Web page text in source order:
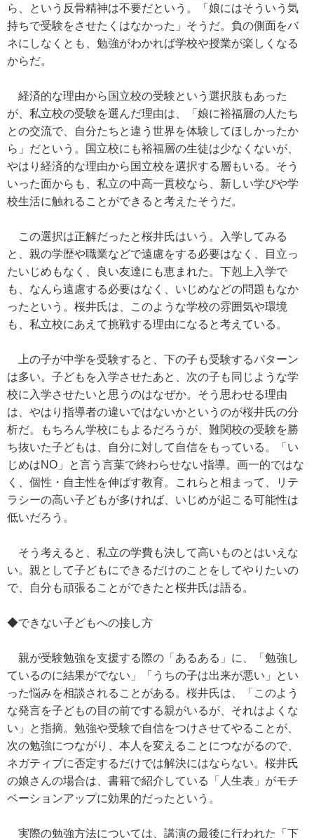
ら、という反骨精神は不要だという。「娘にはそういう気
持ちで受験をさせたくはなかった」そうだ。負の側面をバ
ネにしなくとも、勉強がわかれば学校や授業が楽しくなる
からだ。
経済的な理由から国立校の受験という選択肢もあった
が、私立校の受験を選んだ理由は、「娘に裕福層の人たち
との交流で、自分たちと違う世界を体験してほしかったか
ら」だという。国立校にも裕福層の生徒は少なくないが、
やはり経済的な理由から国立校を選択する層もいる。そう
いった面からも、私立の中高一貫校なら、新しい学びや学
校生活に触れることができると考えたそうだ。
この選択は正解だったと桜井氏はいう。入学してみる
と、親の学歴や職業などで遠慮をする必要はなく、目立っ
たいじめもなく、良い友達にも恵まれた。下剋上入学で
も、なんら遠慮する必要はなく、いじめなどの問題もなか
ったという。桜井氏は、このような学校の雰囲気や環境
も、私立校にあえて挑戦する理由になると考えている。
上の子が中学を受験すると、下の子も受験するパターン
は多い。子どもを入学させたあと、次の子も同じような学
校に入学させたいと思うのはなぜか。そう思わせる理由
は、やはり指導者の違いではないかというのが桜井氏の分
析だ。もちろん学校にもよるだろうが、難関校の受験を勝
ち抜いた子どもは、自分に対して自信をもっている。「い
じめはNO」と言う言葉で終わらせない指導。画一的ではな
く、個性・自主性を伸ばす教育。これらと相まって、リテ
ラシーの高い子どもが多ければ、いじめが起こる可能性は
低いだろう。
そう考えると、私立の学費も決して高いものとはいえな
い。親として子どもにできるだけのことをしてやりたいの
で、自分も頑張ることができたと桜井氏は語る。
◆できない子どもへの接し方
親が受験勉強を支援する際の「あるある」に、「勉強し
ているのに結果がでない」「うちの子は出来が悪い」とい
った悩みを相談されることがある。桜井氏は、「このよう
な発言を子どもの目の前でする親がいるが、それはよくな
い」と指摘。勉強や受験で自信をつけさせてやることが、
次の勉強につながり、本人を変えることにつながるので、
ネガティブに否定するだけでは解決にはならない。桜井氏
の娘さんの場合は、書籍で紹介している「人生表」がモチ
ベーションアップに効果的だったという。
実際の勉強方法については、講演の最後に行われた「下